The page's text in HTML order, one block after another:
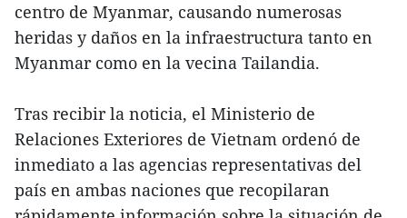
centro de Myanmar, causando numerosas
heridas y daños en la infraestructura tanto en
Myanmar como en la vecina Tailandia.
Tras recibir la noticia, el Ministerio de
Relaciones Exteriores de Vietnam ordenó de
inmediato a las agencias representativas del
país en ambas naciones que recopilaran